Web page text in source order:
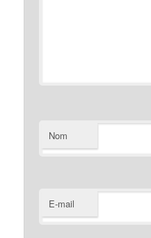
Nom
E-mail